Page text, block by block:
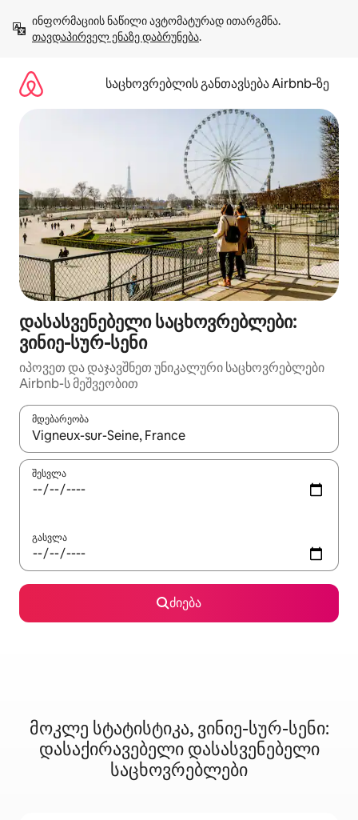
გადასვლა
თავდაპირველ ენაზე დაბრუნება.
საცხოვრებლის განთავსება Airbnb‑ზე
დასასვენებელი საცხოვრებლები:
ვინიე-სურ-სენი
იპოვეთ და დაჯავშნეთ უნიკალური საცხოვრებლები
Airbnb-ს მეშვეობით
მდებარეობა
როცა შედეგები ხელმისაწვდომი გახდება, ნავიგაციისთვის
შესვლა
გასვლა
ძიება
მოკლე სტატისტიკა, ვინიე-სურ-სენი:
დასაქირავებელი დასასვენებელი
საცხოვრებლები